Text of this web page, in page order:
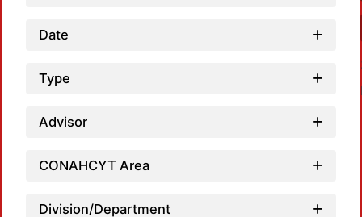
Date
Type
Advisor
CONAHCYT Area
Division/Department